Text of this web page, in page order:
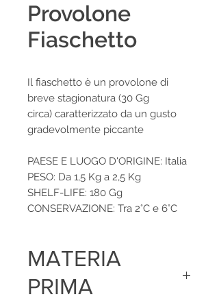
Provolone
Fiaschetto
Il fiaschetto è un provolone di
breve stagionatura (30 Gg
circa) caratterizzato da un gusto
gradevolmente piccante
PAESE E LUOGO D'ORIGINE: Italia
PESO: Da 1,5 Kg a 2,5 Kg
SHELF-LIFE: 180 Gg
CONSERVAZIONE: Tra 2°C e 6°C
MATERIA
PRIMA